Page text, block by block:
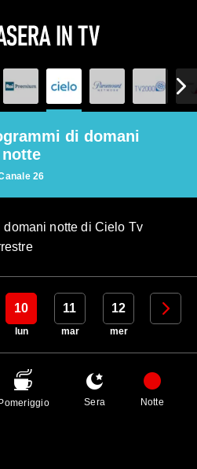
di domani
notte
26
domani notte di Cielo Tv
10
lun
11
mar
12
mer
13
Sera Notte